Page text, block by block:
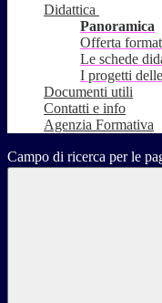
Didattica
Panoramica
Offerta
Le schede
I progetti
Documenti utili
Contatti e info
Agenzia Formativa
Campo di ricerca per le